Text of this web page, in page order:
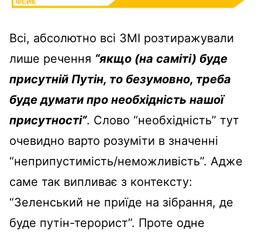
Всі, абсолютно всі ЗМІ розтиражували
лише речення “якщо (на саміті) буде
присутній Путін, то безумовно, треба
буде думати про необхідність нашої
присутності”. Слово “необхідність” тут
очевидно варто розуміти в значенні
“неприпустимість/неможливість”. Адже
саме так випливає з контексту:
“Зеленський не приїде на зібрання, де
буде путін-терорист”. Проте одне